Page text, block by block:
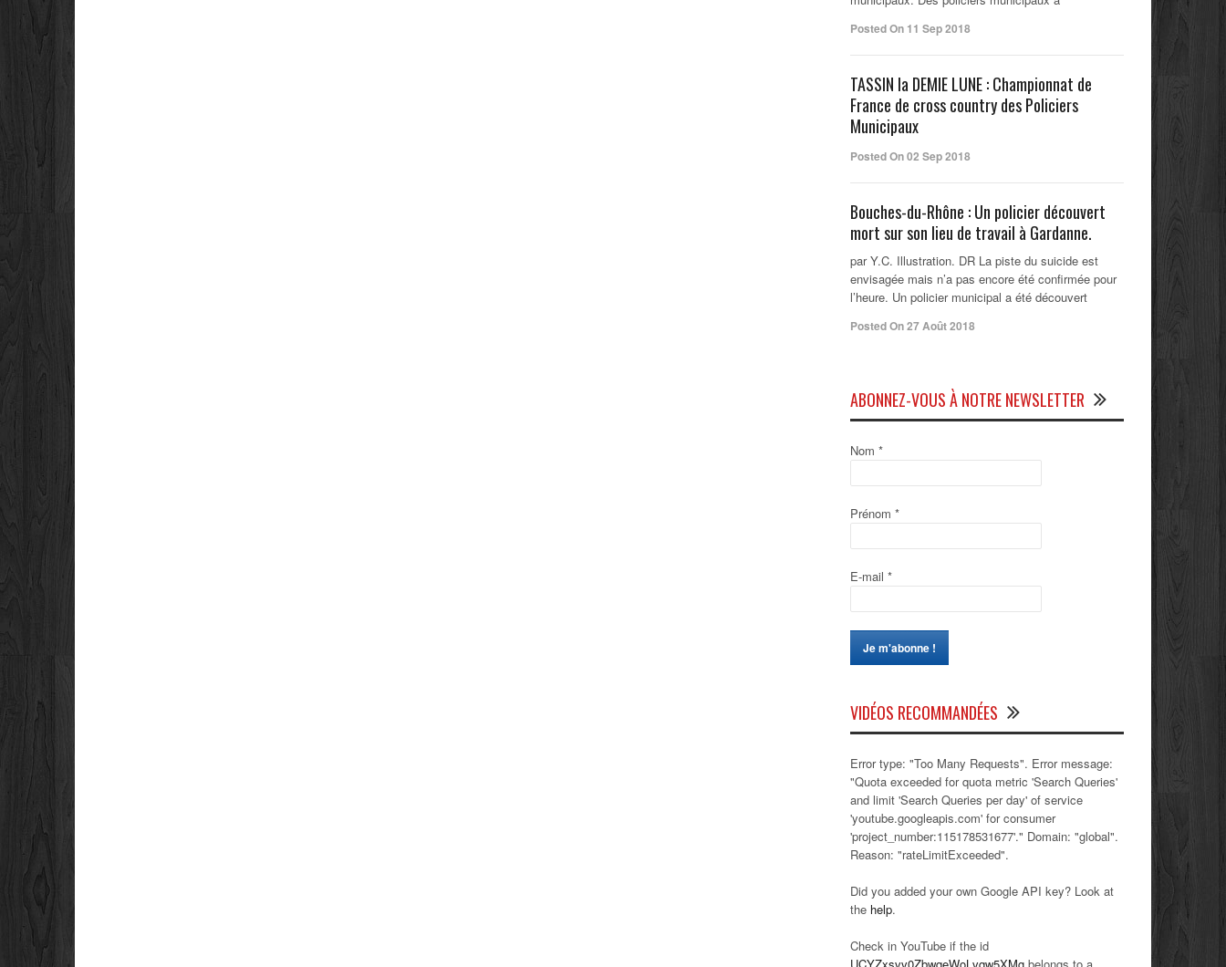
Posted On 11 Sep 2018
TASSIN la DEMIE LUNE : Championnat de
France de cross country des Policiers
Municipaux
Posted On 02 Sep 2018
Bouches-du-Rhône : Un policier découvert
mort sur son lieu de travail à Gardanne.
par Y.C. Illustration. DR La piste du suicide est
envisagée mais n’a pas encore été confirmée pour
l’heure. Un policier municipal a été découvert
Posted On 27 Août 2018
ABONNEZ-VOUS À NOTRE NEWSLETTER
Nom *
Prénom *
E-mail *
VIDÉOS RECOMMANDÉES
Error type: "Too Many Requests". Error message:
"Quota exceeded for quota metric 'Search Queries'
and limit 'Search Queries per day' of service
'youtube.googleapis.com' for consumer
'project_number:115178531677'." Domain: "global".
Reason: "rateLimitExceeded".
Did you added your own Google API key? Look at
the help.
Check in YouTube if the id
UCYZxsvv0ZbwqeWoLvqw5XMg belongs to a